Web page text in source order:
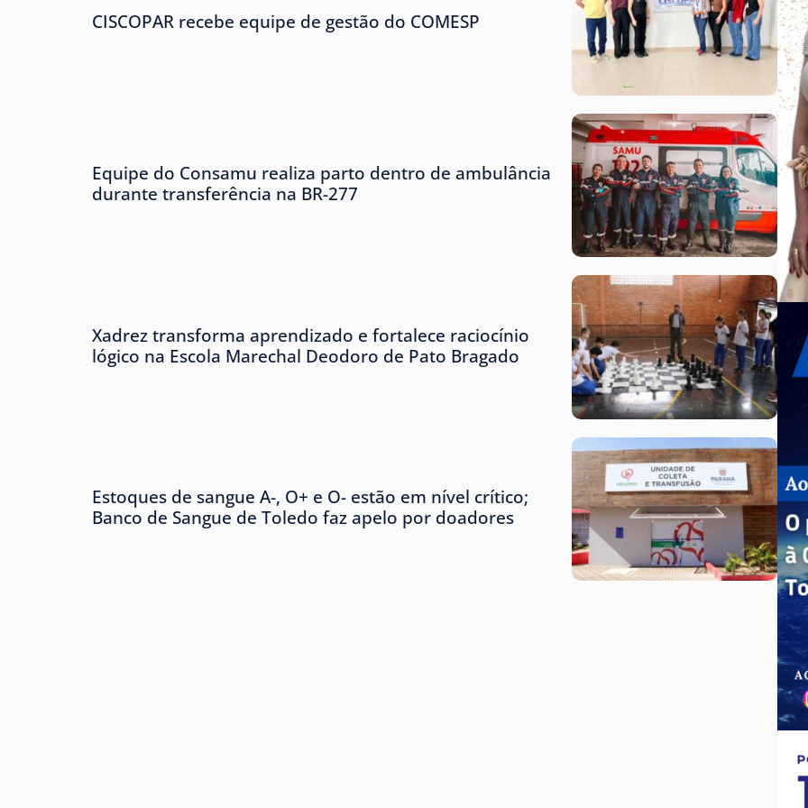
CISCOPAR recebe equipe de gestão do COMESP
Equipe do Consamu realiza parto dentro de ambulância
durante transferência na BR-277
Xadrez transforma aprendizado e fortalece raciocínio
lógico na Escola Marechal Deodoro de Pato Bragado
Estoques de sangue A-, O+ e O- estão em nível crítico;
Banco de Sangue de Toledo faz apelo por doadores